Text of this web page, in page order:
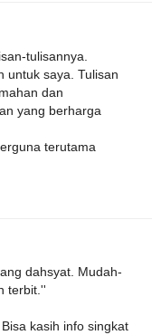
tulisannya.
untuk saya. Tulisan
dan
yang berharga
terutama
dahsyat. Mudah-
terbit.''
kasih info singkat